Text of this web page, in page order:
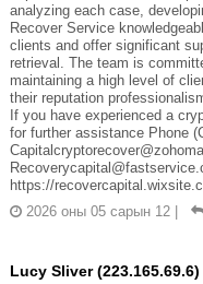
analyzing each case,
Recover Service
clients and offer significant
retrieval. The team is
maintaining a high level of
their reputation
If you have experienced a
for further assistance Phone
https://
2026 оны 05 сарын 12
Lucy Sliver (223.165.69.6)